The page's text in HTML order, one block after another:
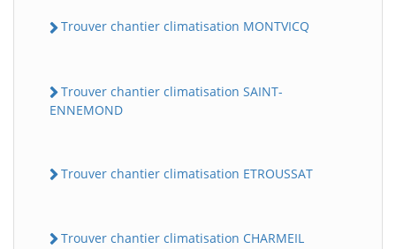
Trouver chantier climatisation MONTVICQ
Trouver chantier climatisation SAINT-
ENNEMOND
Trouver chantier climatisation ETROUSSAT
Trouver chantier climatisation CHARMEIL